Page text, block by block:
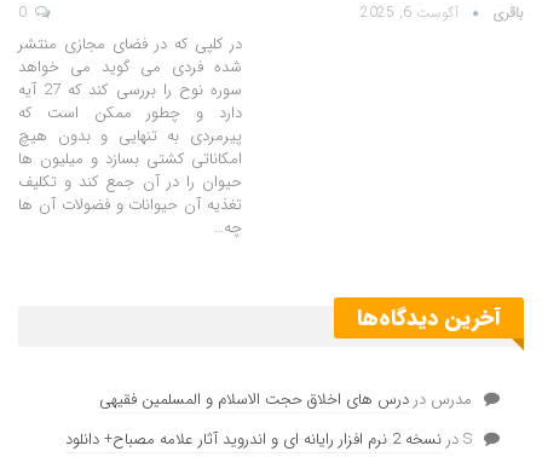
باقری آگوست 6, 2025
در کلپی که در فضای مجازی منتشر
شده فردی می گوید می خواهد
سوره نوح را بررسی کند که 27 آیه
دارد و چطور ممکن است که
پیرمردی به تنهایی و بدون هیچ
امکاناتی کشتی بسازد و میلیون ها
حیوان را در آن جمع کند و تکلیف
تغذیه آن حیوانات و فضولات آن ها
چه…
آخرین دیدگاه‌ها
مدرس در درس های اخلاق حجت الاسلام و المسلمین فقیهی
Sدر نسخه 2 نرم افزار رایانه ای و اندروید آثار علامه مصباح+ دانلود